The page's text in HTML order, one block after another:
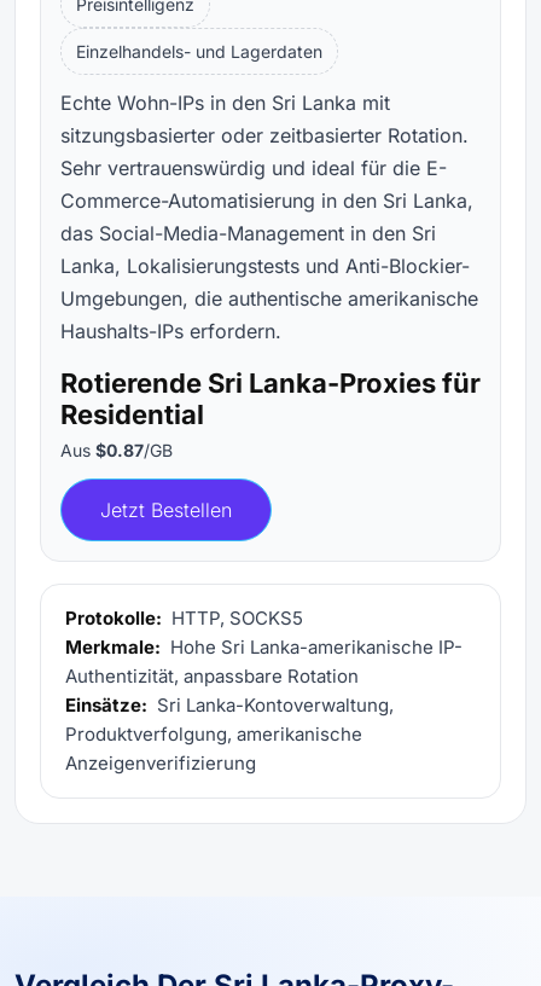
Einzelhandels- und Lagerdaten
Echte Wohn-IPs in den Sri Lanka mit
sitzungsbasierter oder zeitbasierter Rotation.
Sehr vertrauenswürdig und ideal für die E-
Commerce-Automatisierung in den Sri Lanka,
das Social-Media-Management in den Sri
Lanka, Lokalisierungstests und Anti-Blockier-
Umgebungen, die authentische amerikanische
Haushalts-IPs erfordern.
Rotierende Sri Lanka-Proxies für
Residential
Aus $0.87/GB
Jetzt Bestellen
Protokolle: HTTP, SOCKS5
Merkmale: Hohe Sri Lanka-amerikanische IP-
Authentizität, anpassbare Rotation
Einsätze: Sri Lanka-Kontoverwaltung,
Produktverfolgung, amerikanische
Anzeigenverifizierung